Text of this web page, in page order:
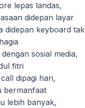
lepas landas,
didepan layar
didepan keyboard
sosial media,
fitri
dipagi hari,
bermanfaat
lebih banyak,